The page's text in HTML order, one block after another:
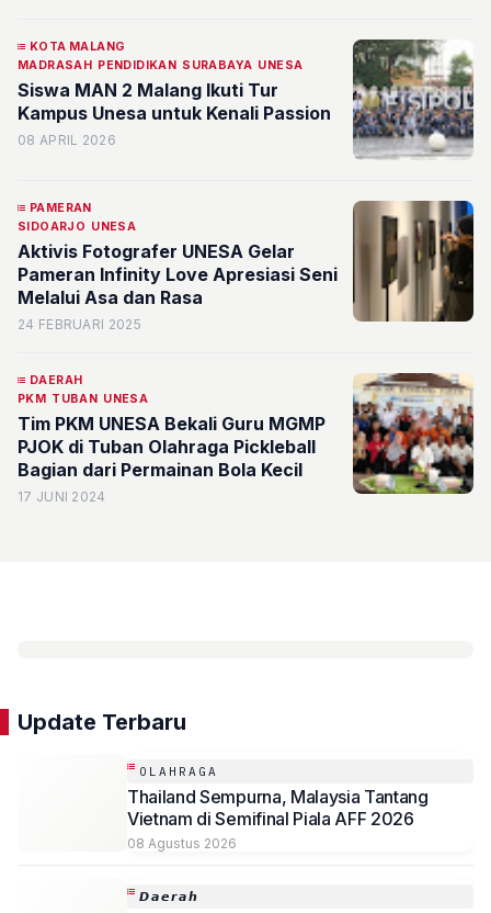
KOTA MALANG
MADRASAH PENDIDIKAN SURABAYA UNESA
Siswa MAN 2 Malang Ikuti Tur
Kampus Unesa untuk Kenali Passion
08 APRIL 2026
PAMERAN
SIDOARJO UNESA
Aktivis Fotografer UNESA Gelar
Pameran Infinity Love Apresiasi Seni
Melalui Asa dan Rasa
24 FEBRUARI 2025
DAERAH
PKM TUBAN UNESA
Tim PKM UNESA Bekali Guru MGMP
PJOK di Tuban Olahraga Pickleball
Bagian dari Permainan Bola Kecil
17 JUNI 2024
Update Terbaru
OLAHRAGA
Thailand Sempurna, Malaysia Tantang
Vietnam di Semifinal Piala AFF 2026
08 Agustus 2026
𝘿𝙖𝙚𝙧𝙖𝙝